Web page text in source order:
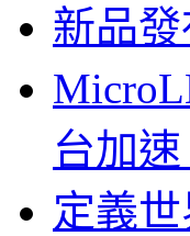
新品
台加
定義